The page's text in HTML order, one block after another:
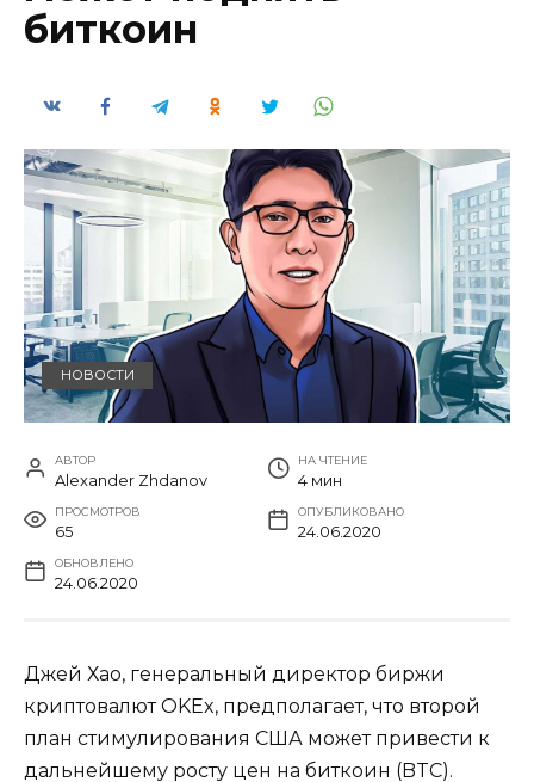
биткоин
НОВОСТИ
АВТОР
Alexander Zhdanov
НА ЧТЕНИЕ
4 мин
ПРОСМОТРОВ
65
ОПУБЛИКОВАНО
24.06.2020
ОБНОВЛЕНО
24.06.2020
Джей Хао, генеральный директор биржи
криптовалют OKEx, предполагает, что второй
план стимулирования США может привести к
дальнейшему росту цен на биткоин (BTC).